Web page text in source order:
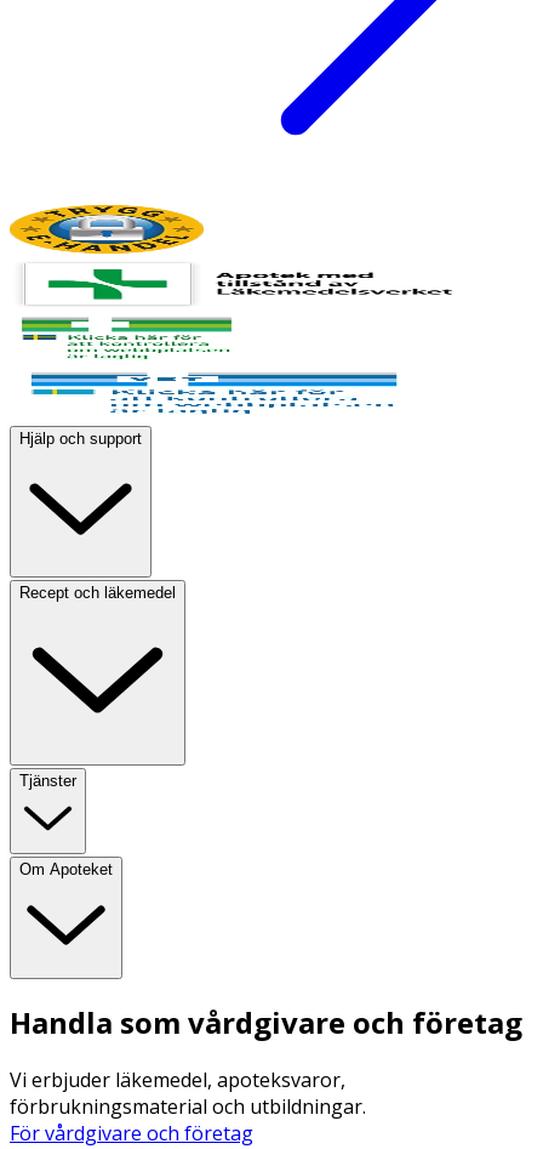
Hjälp och support
Recept och läkemedel
Tjänster
Om Apoteket
Handla som vårdgivare och företag
Vi erbjuder läkemedel, apoteksvaror,
förbrukningsmaterial och utbildningar.
För vårdgivare och företag